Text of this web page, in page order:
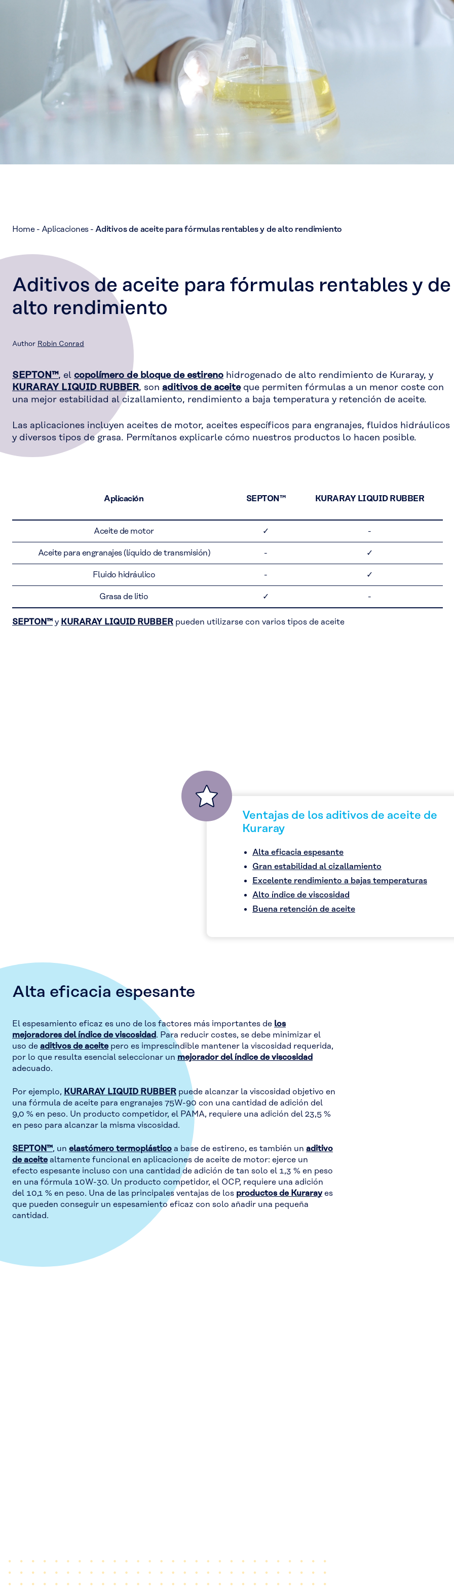
Home- Aplicaciones- Aditivos de aceite para fórmulas rentables y de alto rendimiento
Aditivos de aceite para fórmulas rentables y de
alto rendimiento
Author Robin Conrad
SEPTON™, el copolímero de bloque de estireno hidrogenado de alto rendimiento de Kuraray, y
KURARAY LIQUID RUBBER, son aditivos de aceiteque permiten fórmulas a un menor coste con
una mejor estabilidad al cizallamiento, rendimiento a baja temperatura y retención de aceite.
Las aplicaciones incluyen aceites de motor, aceites específicos para engranajes, fluidos hidráulicos
y diversos tipos de grasa. Permítanos explicarle cómo nuestros productos lo hacen posible.
Aplicación SEPTON™ KURARAY LIQUID RUBBER
Aceite de motor ✓ -
Aceite para engranajes (líquido de transmisión) - ✓
Fluido hidráulico - ✓
Grasa de litio ✓ -
SEPTON™ y KURARAY LIQUID RUBBER pueden utilizarse con varios tipos de aceite
Ventajas de los aditivos de aceite de
Kuraray
Alta eficacia espesante
Gran estabilidad al cizallamiento
Excelente rendimiento a bajas temperaturas
Alto índice de viscosidad
Buena retención de aceite
Alta eficacia espesante
El espesamiento eficaz es uno de los factores más importantes de los
mejoradores del índice de viscosidad. Para reducir costes, se debe minimizar el
uso de aditivos de aceitepero es imprescindible mantener la viscosidad requerida,
por lo que resulta esencial seleccionar un mejorador del índice de viscosidad
adecuado.
Por ejemplo, KURARAY LIQUID RUBBER puede alcanzar la viscosidad objetivo en
una fórmula de aceite para engranajes 75W-90 con una cantidad de adición del
9,0 % en peso. Un producto competidor, el PAMA, requiere una adición del 23,5 %
en peso para alcanzar la misma viscosidad.
SEPTON™, un elastómero termoplástico a base de estireno, es también un aditivo
de aceitealtamente funcional en aplicaciones de aceite de motor: ejerce un
efecto espesante incluso con una cantidad de adición de tan solo el 1,3 % en peso
en una fórmula 10W-30. Un producto competidor, el OCP, requiere una adición
del 10,1 % en peso. Una de las principales ventajas de los productos de Kurarayes
que pueden conseguir un espesamiento eficaz con solo añadir una pequeña
cantidad.